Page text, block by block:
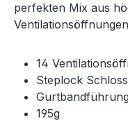
perfekten Mix aus
14
Steplock Schloss
195g